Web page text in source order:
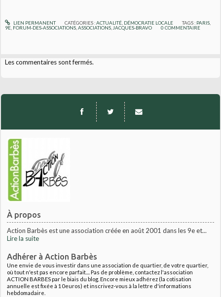
À propos
Action Barbès est une association créée en août 2001 dans les 9e et...
Lire la suite
Adhérer à Action Barbès
Une envie de vous investir dans une association de quartier, de votre quartier,
où tout n'est pas encore parfait.... Pas de problème, contactez l'association
ACTION BARBES par le biais du blog. Encore mieux adhérez (la cotisation
annuelle est fixée à 10euros) et inscrivez-vous à la lettre d'informations
hebdomadaire.
LIEN PERMANENT CATÉGORIES :ACTUALITÉ, DÉMOCRATIE LOCALE TAGS : PARIS
9E FORUM-DES-ASSOCIATIONS ,ASSOCIATIONS JACQUES-BRAVO 0 COMMENTAIRE
Les commentaires sont fermés.